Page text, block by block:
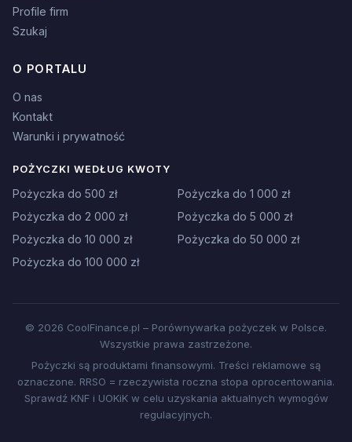
Profile firm
Szukaj
O PORTALU
O nas
Kontakt
Warunki i prywatność
POŻYCZKI WEDŁUG KWOTY
Pożyczka do 500 zł
Pożyczka do 1 000 zł
Pożyczka do 2 000 zł
Pożyczka do 5 000 zł
Pożyczka do 10 000 zł
Pożyczka do 50 000 zł
Pożyczka do 100 000 zł
© 2026 CoolFinance.pl – Porównywarka pożyczek w Polsce.
Wszystkie prawa zastrzeżone.
Pożyczki są produktami finansowymi. Treści reklamowe są
oznaczone. RRSO = rzeczywista roczna stopa oprocentowania.
Sprawdź KNF i UOKiK w celu uzyskania aktualnych wymogów
regulacyjnych.